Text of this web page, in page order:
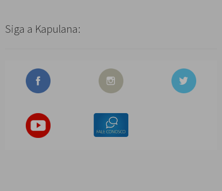
Siga a Kapulana: